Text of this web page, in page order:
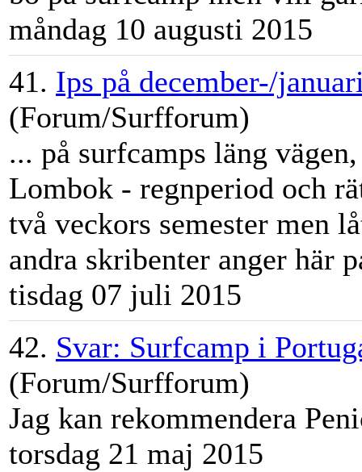
måndag 10 augusti 2015
41. Ips på december-/
(Forum/Surfforum)
... på surfcamps läng
Lombok - regnperiod och
två veckors semester men
andra skribenter anger här
tisdag 07 juli 2015
42. Svar: Surfcamp i
(Forum/Surfforum)
Jag kan rekommendera
torsdag 21 maj 2015